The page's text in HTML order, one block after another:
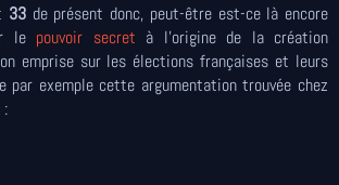
33de présent donc, peut-être est-ce là encore
le pouvoir secret à l'origine de la création
emprise sur les élections françaises et leurs
par exemple cette argumentation trouvée chez
: